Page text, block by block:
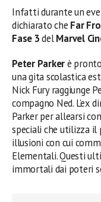
Infatti durante un
dichiarato che Far
Fase 3delMarvel
Peter Parkerè
una gita scolastica
Nick Fury raggiunge
compagno Ned. L’ex
Parker per allearsi con
speciali che utilizza
illusioni con cui
Elementali. Questi
immortali dai poteri